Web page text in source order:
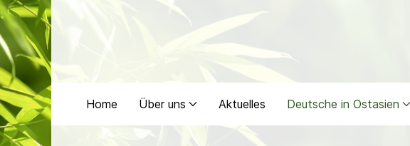
Home Über uns Aktuelles Deutsche in Ostasien